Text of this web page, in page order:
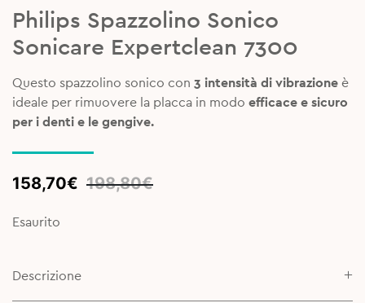
Philips Spazzolino Sonico
Sonicare Expertclean 7300
Questo spazzolino sonico con 3 intensità di vibrazione è
ideale per rimuovere la placca in modo efficace e sicuro
per i denti e le gengive.
198,80€
Original
was:
158,70€
Current
is:
Esaurito
Descrizione